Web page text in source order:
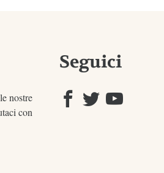
nostre
con
Seguici